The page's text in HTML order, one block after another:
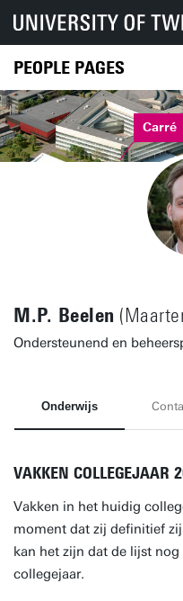
PEOPLE PAGES
Carré
M.P. Beelen
Ondersteunend en
Onderwijs
VAKKEN COLLEGEJAAR
Vakken in het huidig
moment dat zij definitief
kan het zijn dat de lijst
collegejaar.